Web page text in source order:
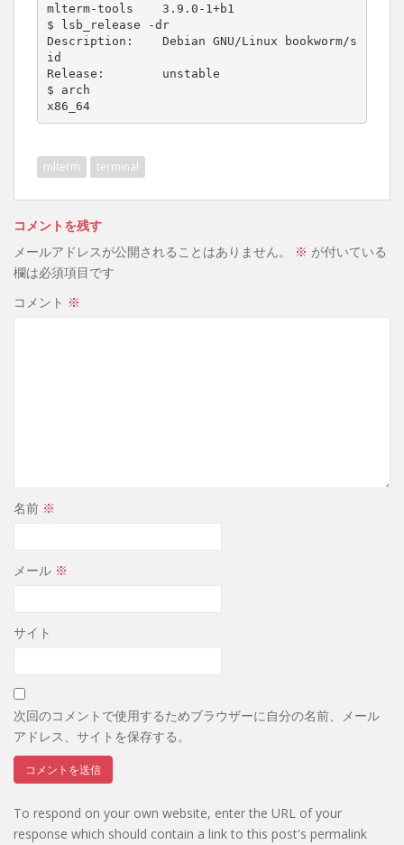
mlterm-tools    3.9.0-1+b1
$ lsb_release -dr
Description:    Debian GNU/Linux bookworm/s
id
Release:        unstable
$ arch
x86_64
mlterm terminal
コメントを残す
メールアドレスが公開されることはありません。
※ が付いている
欄は必須項目です
コメント ※
名前 ※
メール ※
サイト
次回のコメントで使用するためブラウザーに自分の名前、メール
アドレス、サイトを保存する。
To respond on your own website, enter the URL of your
response which should contain a link to this post's permalink